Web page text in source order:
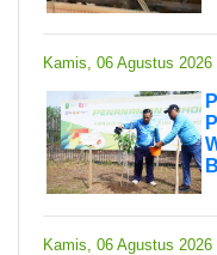
Kamis, 06 Agustus 2026
Kamis, 06 Agustus 2026